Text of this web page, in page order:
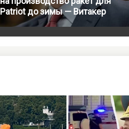
Patriot до зимы — Витакер